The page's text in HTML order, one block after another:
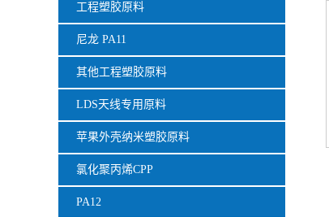
工程塑胶原料
尼龙 PA11
其他工程塑胶原料
LDS天线专用原料
苹果外壳纳米塑胶原料
氯化聚丙烯CPP
PA12